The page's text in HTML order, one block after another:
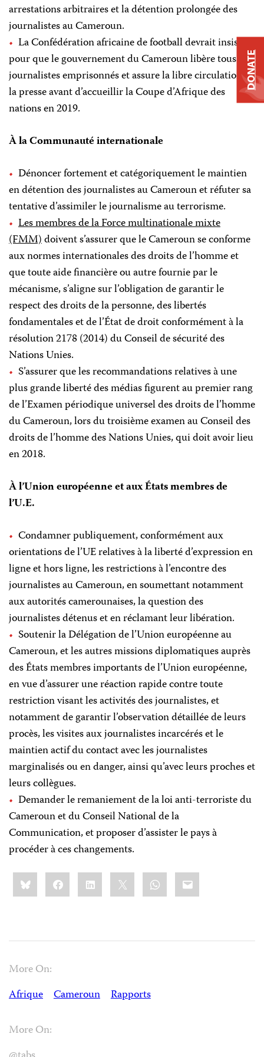
arrestations arbitraires et la détention prolongée des
journalistes au Cameroun.
La Confédération africaine de football devrait insister
pour que le gouvernement du Cameroun libère tous les
journalistes emprisonnés et assure la libre circulation de
la presse avant d’accueillir la Coupe d’Afrique des
nations en 2019.
À la Communauté internationale
Dénoncer fortement et catégoriquement le maintien
en détention des journalistes au Cameroun et réfuter sa
tentative d’assimiler le journalisme au terrorisme.
Les membres de la Force multinationale mixte
(FMM)doivent s’assurer que le Cameroun se conforme
aux normes internationales des droits de l’homme et
que toute aide financière ou autre fournie par le
mécanisme, s’aligne sur l’obligation de garantir le
respect des droits de la personne, des libertés
fondamentales et de l’État de droit conformément à la
résolution 2178 (2014) du Conseil de sécurité des
Nations Unies.
S’assurer que les recommandations relatives à une
plus grande liberté des médias figurent au premier rang
de l’Examen périodique universel des droits de l’homme
du Cameroun, lors du troisième examen au Conseil des
droits de l’homme des Nations Unies, qui doit avoir lieu
en 2018.
À l’Union européenne et aux États membres de
l’U.E.
Condamner publiquement, conformément aux
orientations de l’UE relatives à la liberté d’expression en
ligne et hors ligne, les restrictions à l’encontre des
journalistes au Cameroun, en soumettant notamment
aux autorités camerounaises, la question des
journalistes détenus et en réclamant leur libération.
Soutenir la Délégation de l’Union européenne au
Cameroun, et les autres missions diplomatiques auprès
des États membres importants de l’Union européenne,
en vue d’assurer une réaction rapide contre toute
restriction visant les activités des journalistes, et
notamment de garantir l’observation détaillée de leurs
procès, les visites aux journalistes incarcérés et le
maintien actif du contact avec les journalistes
marginalisés ou en danger, ainsi qu’avec leurs proches et
leurs collègues.
Demander le remaniement de la loi anti-terroriste du
Cameroun et du Conseil National de la
Communication, et proposer d’assister le pays à
procéder à ces changements.
Share
this:BlueskyFacebookLinkedIn WhatsApp
Email
More On:
Afrique
Cameroun Rapports
More On:
DONATE